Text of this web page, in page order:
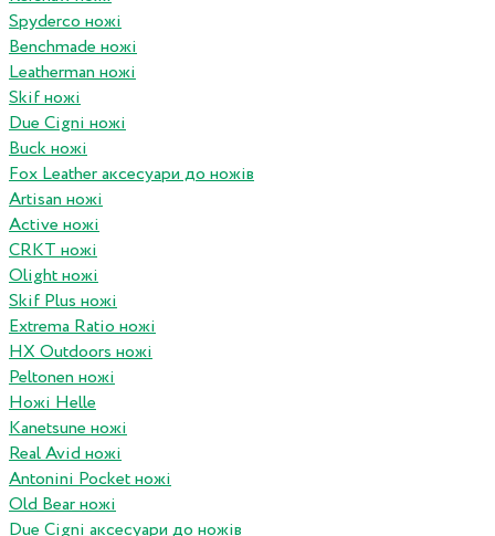
Spyderco ножі
Benchmade ножі
Leatherman ножі
Skif ножі
Due Cigni ножі
Buck ножі
Fox Leather аксесуари до ножів
Artisan ножі
Active ножі
CRKT ножі
Olight ножі
Skif Plus ножі
Extrema Ratio ножі
HX Outdoors ножі
Peltonen ножі
Ножі Helle
Kanetsune ножі
Real Avid ножі
Antonini Pocket ножі
Old Bear ножі
Due Cigni аксесуари до ножів